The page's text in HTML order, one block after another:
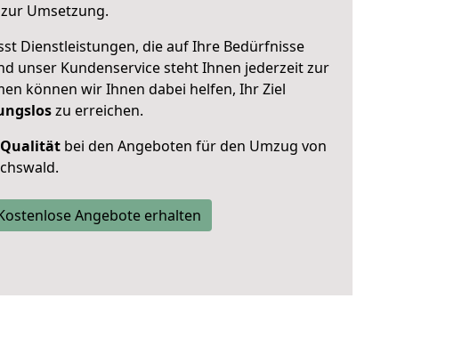
Umsetzung.
Dienstleistungen, die auf Ihre Bedürfnisse
unser Kundenservice steht Ihnen jederzeit zur
können wir Ihnen dabei helfen, Ihr Ziel
zu erreichen.
bei den Angeboten für den Umzug von
Angebote erhalten